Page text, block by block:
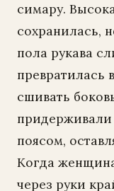
симару.
сохранилась,
пола рукава
превратилась
сшивать
поясом,
Когда
через руки